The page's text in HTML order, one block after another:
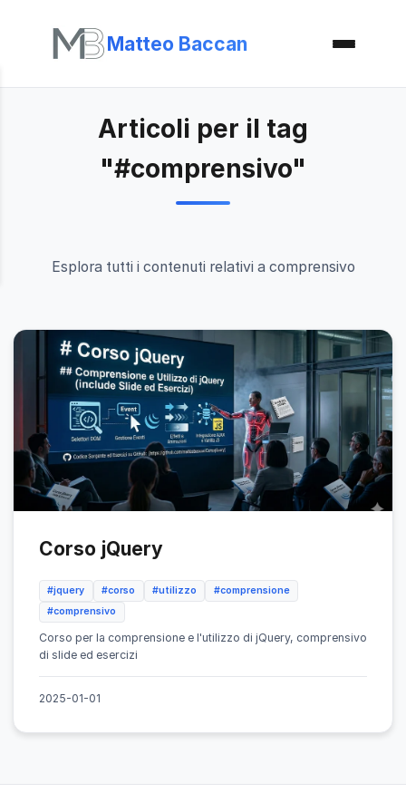
Matteo Baccan
Articoli per il tag
"#comprensivo"
Esplora tutti i contenuti relativi a comprensivo
Corso jQuery
#jquery #corso #utilizzo
#comprensione
#comprensivo
Corso per la comprensione e l'utilizzo di jQuery, comprensivo
di slide ed esercizi
2025-01-01